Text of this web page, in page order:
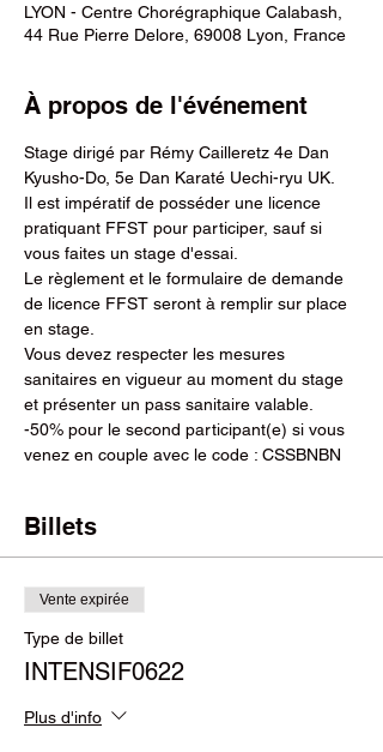
LYON - Centre Chorégraphique Calabash,
44 Rue Pierre Delore, 69008 Lyon, France
À propos de l'événement
Stage dirigé par Rémy Cailleretz 4e Dan
Kyusho-Do, 5e Dan Karaté Uechi-ryu UK.
Il est impératif de posséder une licence
pratiquant FFST pour participer, sauf si
vous faites un stage d'essai.
Le règlement et le formulaire de demande
de licence FFST seront à remplir sur place
en stage.
Vous devez respecter les mesures
sanitaires en vigueur au moment du stage
et présenter un pass sanitaire valable.
-50% pour le second participant(e) si vous
venez en couple avec le code : CSSBNBN
Billets
Vente expirée
Type de billet
INTENSIF0622
Plus d'info